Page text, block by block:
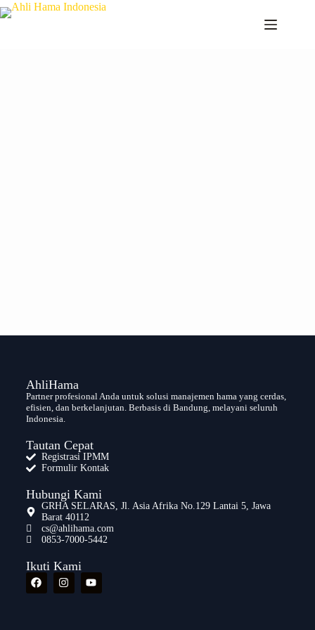
AhliHama
Partner profesional Anda untuk solusi manajemen hama yang cerdas,
efisien, dan berkelanjutan. Berbasis di Bandung, melayani seluruh
Indonesia.
Tautan Cepat
Registrasi IPMM
Formulir Kontak
Hubungi Kami
GRHA SELARAS, Jl. Asia Afrika No.129 Lantai 5, Jawa
Barat 40112
cs@ahlihama.com
0853-7000-5442
Ikuti Kami